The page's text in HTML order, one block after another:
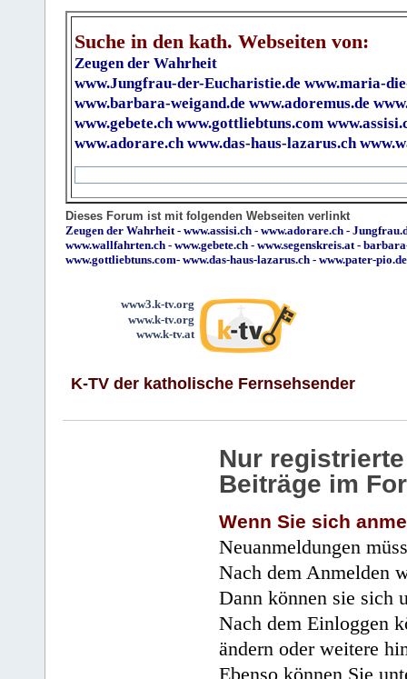
Suche in den kath. Webseiten von:
Zeugen der Wahrheit
www.Jungfrau-der-Eucharistie.de www.maria-
www.barbara-weigand.de www.adoremus.de
www.gebete.ch www.gottliebtuns.com
www.adorare.ch www.das-haus-lazarus.ch
Dieses Forum ist mit folgenden Webseiten verlinkt
Zeugen der Wahrheit- www.assisi.ch - www.adorare.ch -
www.wallfahrten.ch - www.gebete.ch - www.segenskreis.at-
www.gottliebtuns.com- www.das-haus-lazarus.ch - www.pater-pio.de
www3.k-tv.org
www.k-tv.org
www.k-tv.at
K-TV der katholische Fernsehsender
Nur
Beiträge im
Wenn Sie sich
Neuanmeldungen
Nach dem Anmelden
Dann können sie sich
Nach dem Einloggen
ändern oder weitere
Ebenso können Sie